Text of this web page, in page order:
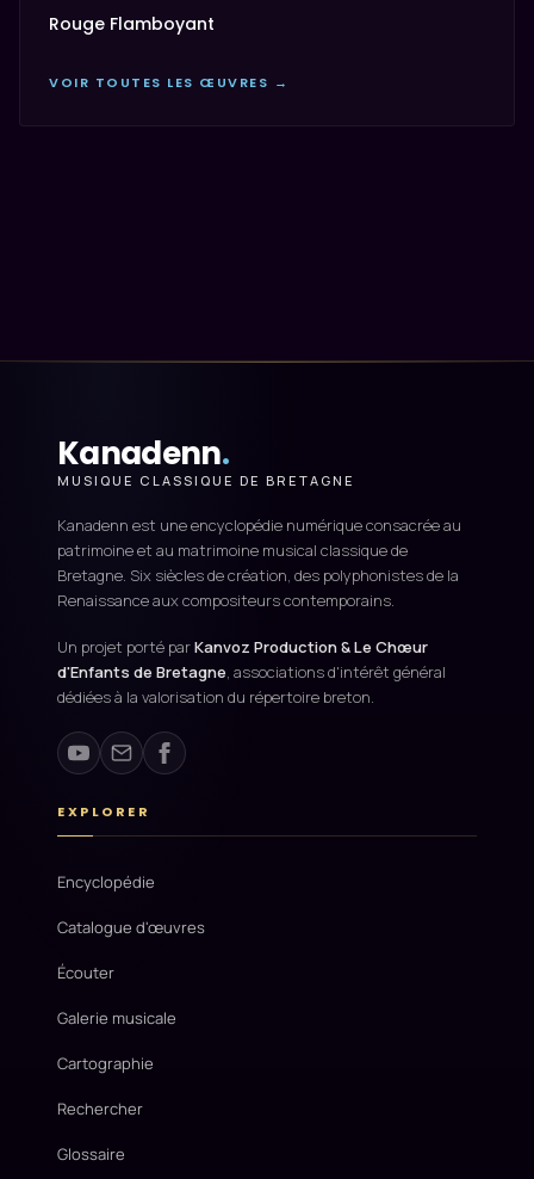
Rouge Flamboyant
VOIR TOUTES LES ŒUVRES →
Kanadenn.
MUSIQUE CLASSIQUE DE BRETAGNE
Kanadenn est une encyclopédie numérique consacrée au
patrimoine et au matrimoine musical classique de
Bretagne. Six siècles de création, des polyphonistes de la
Renaissance aux compositeurs contemporains.
Un projet porté parKanvoz Production & Le Chœur
d'Enfants de Bretagne, associations d'intérêt général
dédiées à la valorisation du répertoire breton.
EXPLORER
Encyclopédie
Catalogue d'œuvres
Écouter
Galerie musicale
Cartographie
Rechercher
Glossaire